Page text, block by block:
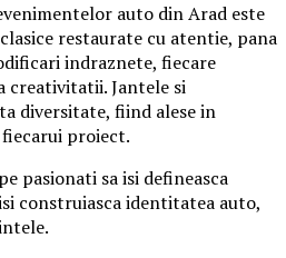
auto din Arad este
restaurate cu atentie, pana
indraznete, fiecare
creativitatii. Jantele si
diversitate, fiind alese in
proiect.
pasionati sa isi defineasca
construiasca identitatea auto,